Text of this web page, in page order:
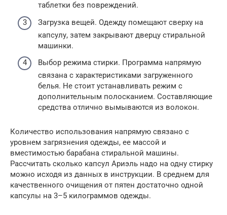
таблетки без повреждений.
Загрузка вещей. Одежду помещают сверху на
капсулу, затем закрывают дверцу стиральной
машинки.
Выбор режима стирки. Программа напрямую
связана с характеристиками загруженного
белья. Не стоит устанавливать режим с
дополнительным полосканием. Составляющие
средства отлично вымываются из волокон.
Количество использования напрямую связано с
уровнем загрязнения одежды, ее массой и
вместимостью барабана стиральной машины.
Рассчитать сколько капсул Ариэль надо на одну стирку
можно исходя из данных в инструкции. В среднем для
качественного очищения от пятен достаточно одной
капсулы на 3–5 килограммов одежды.